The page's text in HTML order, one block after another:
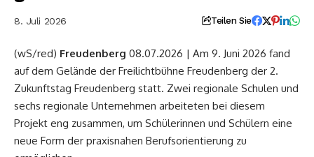
8. Juli 2026 Teilen Sie
(wS/red) Freudenberg 08.07.2026 | Am 9. Juni 2026 fand
auf dem Gelände der Freilichtbühne Freudenberg der 2.
Zukunftstag Freudenberg statt. Zwei regionale Schulen und
sechs regionale Unternehmen arbeiteten bei diesem
Projekt eng zusammen, um Schülerinnen und Schülern eine
neue Form der praxisnahen Berufsorientierung zu